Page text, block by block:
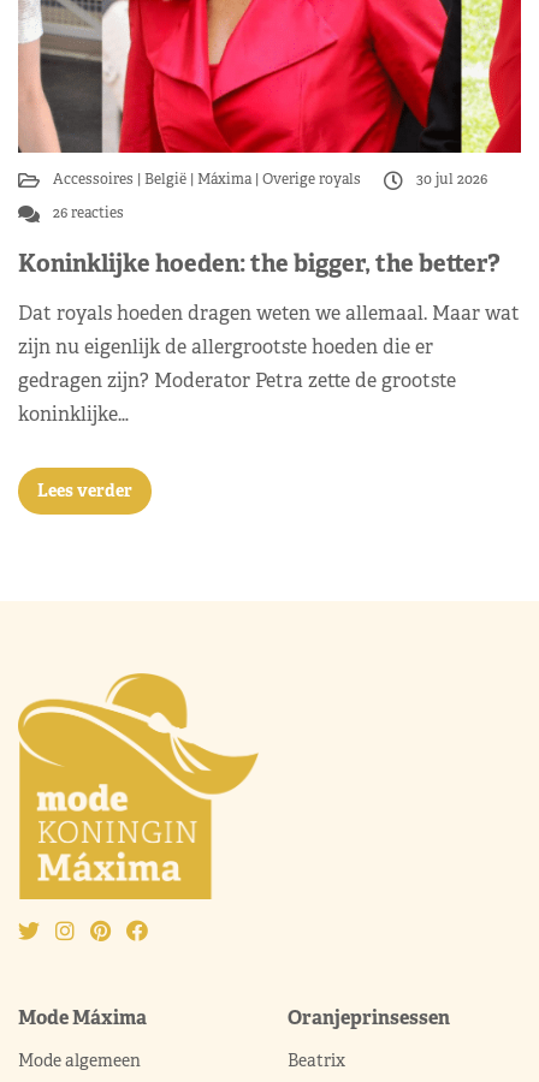
Accessoires België Máxima Overige royals
30 jul 2026
26 reacties
Koninklijke hoeden: the bigger, the better?
Dat royals hoeden dragen weten we allemaal. Maar wat
zijn nu eigenlijk de allergrootste hoeden die er
gedragen zijn? Moderator Petra zette de grootste
koninklijke…
Lees verder
Mode Máxima
Mode algemeen
Oranjeprinsessen
Beatrix